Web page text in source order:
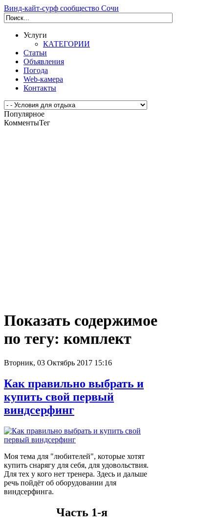
Винд-кайт-сурф сообщество Сочи
Услуги
КАТЕГОРИИ
Статьи
Объявления
Погода
Web-камера
Контакты
Популярное
КомментыТег
Показать содержимое
по тегу: комплект
Вторник, 03 Октябрь 2017 15:16
Как правильно выбрать и
купить свой первый
виндсерфинг
Моя тема для "любителей", которые хотят
купить снарягу для себя, для удовольствия.
Для тех у кого нет тренера. Здесь и дальше
речь пойдёт об оборудовании для
виндсерфинга.
Часть 1-я